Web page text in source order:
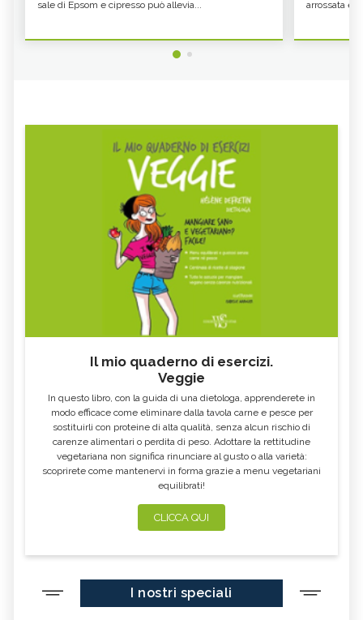
sale di Epsom e cipresso può allevia...
arrossata e
Il mio quaderno di esercizi.
Veggie
In questo libro, con la guida di una dietologa, apprenderete in
modo efficace come eliminare dalla tavola carne e pesce per
sostituirli con proteine di alta qualità, senza alcun rischio di
carenze alimentari o perdita di peso. Adottare la rettitudine
vegetariana non significa rinunciare al gusto o alla varietà:
scoprirete come mantenervi in forma grazie a menu vegetariani
equilibrati!
CLICCA QUI
I nostri speciali